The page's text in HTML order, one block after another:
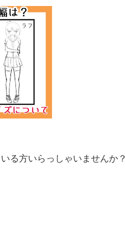
る方いらっしゃいませんか？